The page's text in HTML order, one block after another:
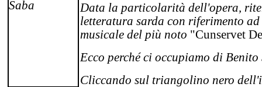
Data la particolarità dell'opera,
letteratura sarda con riferimento
musicale del più noto "Cunservet
Ecco perché ci occupiamo di
Cliccando sul triangolino nero